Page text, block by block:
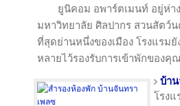
ยูนิคอม อพาร์ตเมนท์ อยู่ห่า
มหาวิทยาลัย ศิลปากร สวนสัตว์
ที่สุดย่านหนึ่งของเมือง โรงแรม
หลายไว้รองรับการเข้าพักของคุ
บ้า
โรง